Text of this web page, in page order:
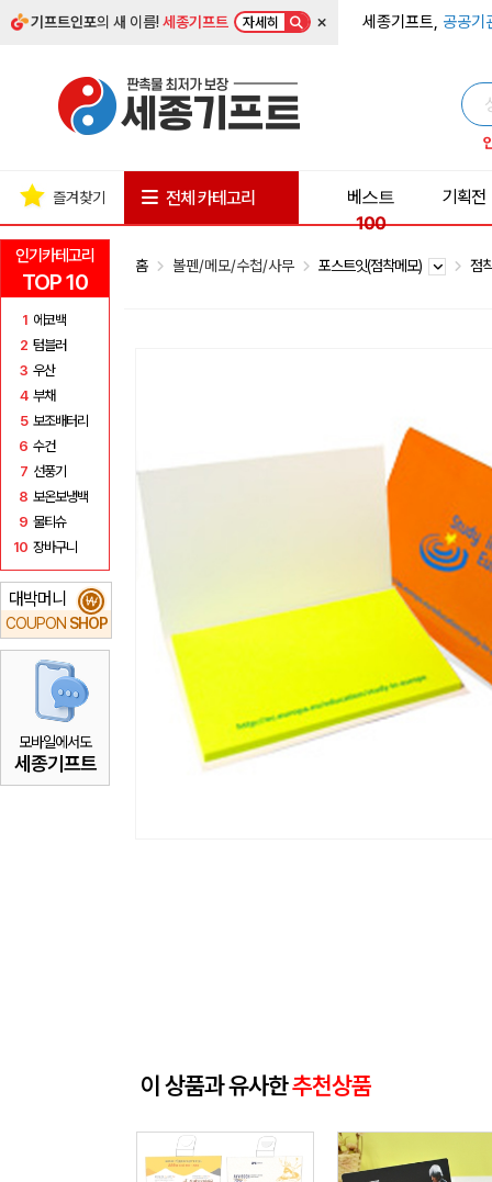
기프트인포의 새 이름!세종기프트 자세히 × 세종기프트, 공공기
인기카테고리
TOP 10
1 에코백
2 텀블러
3 우산
4 부채
5 보조배터리
6 수건
7 선풍기
8 보온보냉백
9 물티슈
10 장바구니
대박머니
COUPON SHOP
₩
모바일에서도
세종기프트
즐겨찾기 전체 카테고리
베스트
100
기획전
홈 볼펜/메모/수첩/사무 포스트잇(점착메모) 점
이 상품과 유사한추천상품